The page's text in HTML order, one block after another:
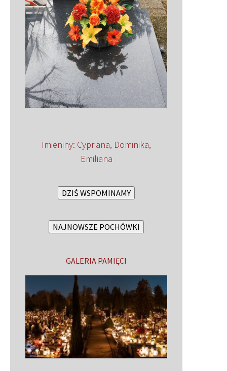
Imieniny: Cypriana, Dominika,
Emiliana
DZIŚ WSPOMINAMY
NAJNOWSZE POCHÓWKI
GALERIA PAMIĘCI